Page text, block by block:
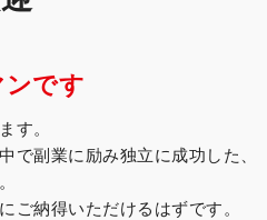
ンです
す。
で副業に励み独立に成功した、
ご納得いただけるはずです。